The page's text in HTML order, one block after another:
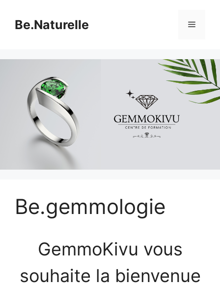
contenuBe.Naturelle Menu
Be.gemmologie
GemmoKivu vous
souhaite la bienvenue